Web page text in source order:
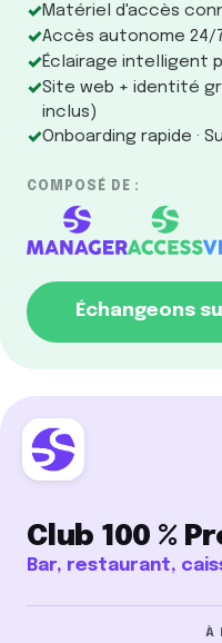
✓Matériel d'accès
✓Accès autonome 24/
✓Éclairage intelligent
✓Site web + identité
inclus)
✓Onboarding rapide ·
COMPOSÉ DE :
Échangeons
Club 100 %
Bar, restaurant,
À